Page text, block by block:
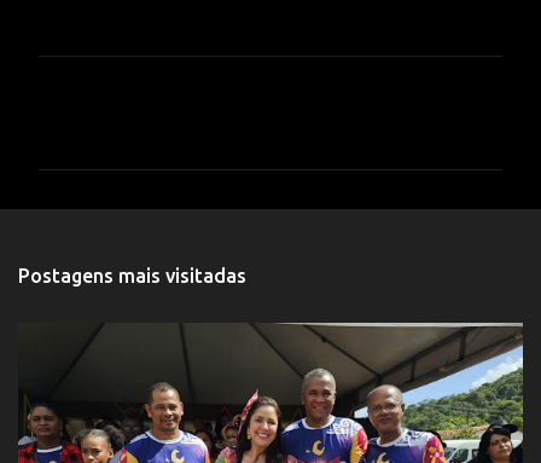
o
s
Postagens mais visitadas